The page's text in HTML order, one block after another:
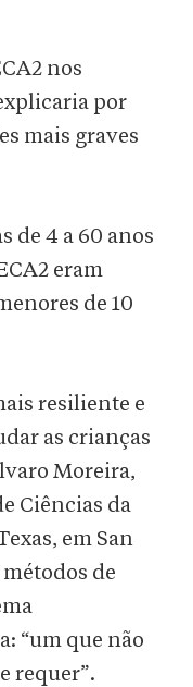
nos
por
mais graves
de 4 a 60 anos
eram
de 10
resiliente e
as crianças
Moreira,
Ciências da
em San
de
“um que não
requer”.